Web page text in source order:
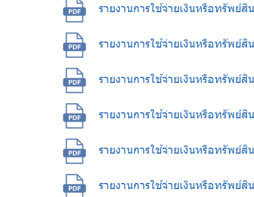
รายงานการใช้จ่ายเงินหรือทรัพย์
รายงานการใช้จ่ายเงินหรือทรัพย์
รายงานการใช้จ่ายเงินหรือทรัพย์
รายงานการใช้จ่ายเงินหรือทรัพย์
รายงานการใช้จ่ายเงินหรือทรัพย์
รายงานการใช้จ่ายเงินหรือทรัพย์